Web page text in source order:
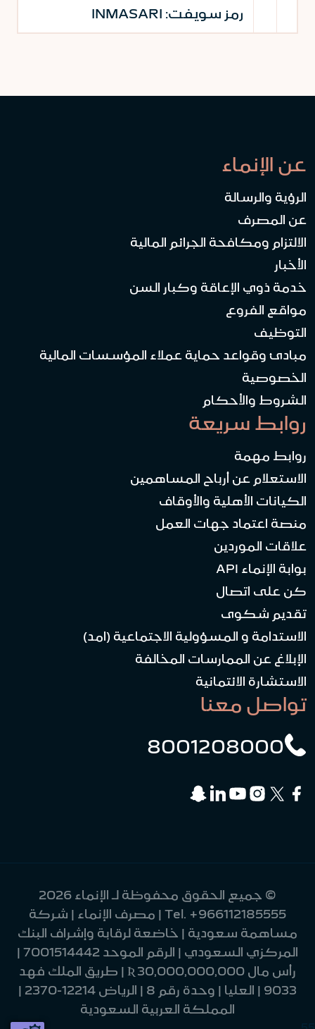
رمز سويفت: INMASARI
عن الإنماء
الرؤية والرسالة
عن المصرف
الالتزام ومكافحة الجرائم المالية
الأخبار
خدمة ذوي الإعاقة وكبار السن
مواقع الفروع
التوظيف
مبادئ وقواعد حماية عملاء المؤسسات المالية
الخصوصية
الشروط والأحكام
روابط سريعة
روابط مهمة
الاستعلام عن أرباح المساهمين
الكيانات الأهلية والأوقاف
منصة اعتماد جهات العمل
علاقات الموردين
بوابة الإنماء API
كن على اتصال
تقديم شكوى
الاستدامة و المسؤولية الاجتماعية (امد)
الإبلاغ عن الممارسات المخالفة
الاستشارة الائتمانية
تواصل معنا
8001208000
© جميع الحقوق محفوظة لـ الإنماء 2026
Tel. +966112185555
| مصرف الإنماء | شركة
مساهمة سعودية | خاضعة لرقابة وإشراف البنك
المركزي السعودي | الرقم الموحد 7001514442 |
رأس مال 30,000,000,000 Ʀ | طريق الملك فهد
9033 | العليا | وحدة رقم 8 | الرياض 12214-2370 |
المملكة العربية السعودية